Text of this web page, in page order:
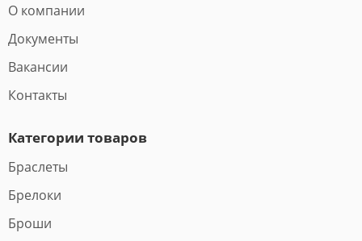
О компании
Документы
Вакансии
Контакты
Категории товаров
Браслеты
Брелоки
Броши